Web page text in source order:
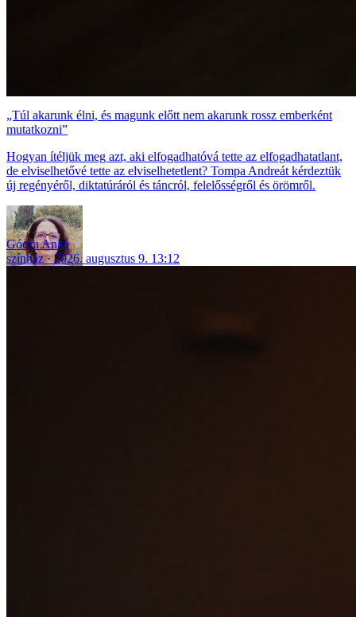
„Túl akarunk élni, és magunk előtt nem akarunk rossz emberként
mutatkozni”
Hogyan ítéljük meg azt, aki elfogadhatóvá tette az elfogadhatatlant,
de elviselhetővé tette az elviselhetetlent? Tompa Andreát kérdeztük
új regényéről, diktatúráról és táncról, felelősségről és örömről.
Gócza Anita
színház
2026. augusztus 9. 13:12